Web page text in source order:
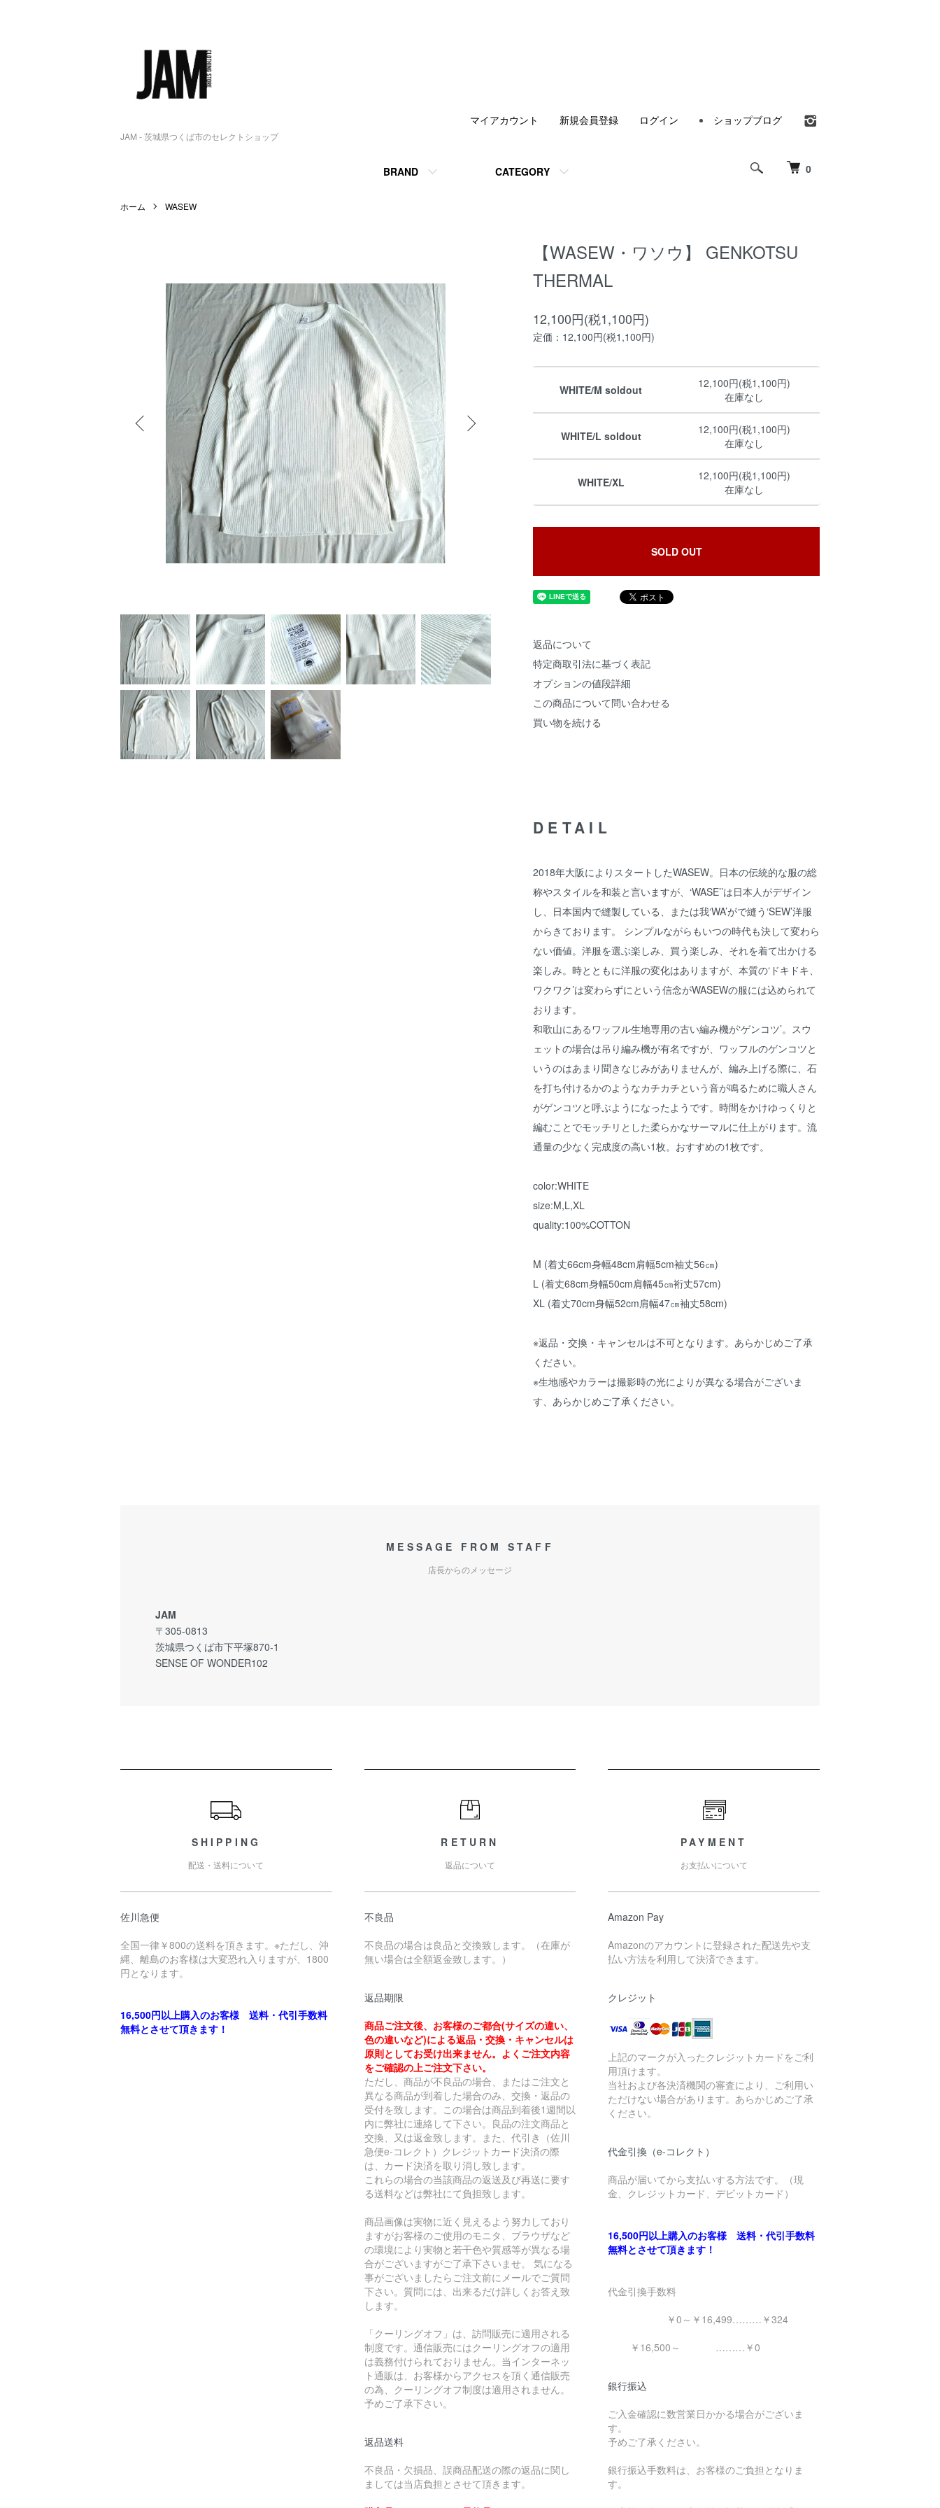
JAM - 茨城県つくば市のセレクトショップ
0
BRAND CATEGORY
マイアカウント 新規会員登録 ログイン ショップブログ
ホーム WASEW
【WASEW・ワソウ】 GENKOTSU
THERMAL
12,100円(税1,100円)
定価：12,100円(税1,100円)
WHITE/M soldout
12,100円(税1,100円)
在庫なし
WHITE/L soldout
12,100円(税1,100円)
在庫なし
WHITE/XL
12,100円(税1,100円)
在庫なし
SOLD OUT
返品について
特定商取引法に基づく表記
オプションの値段詳細
この商品について問い合わせる
買い物を続ける
DETAIL
2018年大阪によりスタートしたWASEW。日本の伝統的な服の総
称やスタイルを和装と言いますが、‘WASE’’は日本人がデザイン
し、日本国内で縫製している、または我‘WA’がで縫う‘SEW’洋服
からきております。 シンプルながらもいつの時代も決して変わら
ない価値。洋服を選ぶ楽しみ、買う楽しみ、それを着て出かける
楽しみ。時とともに洋服の変化はありますが、本質の‘ドキドキ、
ワクワク’は変わらずにという信念がWASEWの服には込められて
おります。
和歌山にあるワッフル生地専用の古い編み機が‘ゲンコツ’。スウ
ェットの場合は吊り編み機が有名ですが、ワッフルのゲンコツと
いうのはあまり聞きなじみがありませんが、編み上げる際に、石
を打ち付けるかのようなカチカチという音が鳴るために職人さん
がゲンコツと呼ぶようになったようです。時間をかけゆっくりと
編むことでモッチリとした柔らかなサーマルに仕上がります。流
通量の少なく完成度の高い1枚。おすすめの1枚です。
color:WHITE
size:M,L,XL
quality:100%COTTON
M (着丈66cm身幅48cm肩幅5cm袖丈56㎝)
L (着丈68cm身幅50cm肩幅45㎝裄丈57cm)
XL (着丈70cm身幅52cm肩幅47㎝袖丈58cm)
※返品・交換・キャンセルは不可となります。あらかじめご了承
ください。
※生地感やカラーは撮影時の光によりが異なる場合がございま
す、あらかじめご了承ください。
MESSAGE FROM STAFF
店長からのメッセージ
JAM
〒305-0813
茨城県つくば市下平塚870-1
SENSE OF WONDER102
SHIPPING
配送・送料について
佐川急便
全国一律￥800の送料を頂きます。※ただし、沖
縄、離島のお客様は大変恐れ入りますが、1800
円となります。
16,500円以上購入のお客様 送料・代引手数料
無料とさせて頂きます！
RETURN
返品について
不良品
不良品の場合は良品と交換致します。（在庫が
無い場合は全額返金致します。）
返品期限
商品ご注文後、お客様のご都合(サイズの違い、
色の違いなど)による返品・交換・キャンセルは
原則としてお受け出来ません。よくご注文内容
をご確認の上ご注文下さい。
ただし、商品が不良品の場合、またはご注文と
異なる商品が到着した場合のみ、交換・返品の
受付を致します。この場合は商品到着後1週間以
内に弊社に連絡して下さい。良品の注文商品と
交換、又は返金致します。また、代引き（佐川
急便e-コレクト）クレジットカード決済の際
は、カード決済を取り消し致します。
これらの場合の当該商品の返送及び再送に要す
る送料などは弊社にて負担致します。
商品画像は実物に近く見えるよう努力しており
ますがお客様のご使用のモニタ、ブラウザなど
の環境により実物と若干色や質感等が異なる場
合がございますがご了承下さいませ。 気になる
事がございましたらご注文前にメールでご質問
下さい。質問には、出来るだけ詳しくお答え致
します。
「クーリングオフ」は、訪問販売に適用される
制度です。通信販売にはクーリングオフの適用
は義務付けられておりません。当インターネッ
ト通販は、お客様からアクセスを頂く通信販売
の為、クーリングオフ制度は適用されません。
予めご了承下さい。
返品送料
不良品・欠損品、誤商品配送の際の返品に関し
ましては当店負担とさせて頂きます。
PAYMENT
お支払いについて
Amazon Pay
Amazonのアカウントに登録された配送先や支
払い方法を利用して決済できます。
クレジット
上記のマークが入ったクレジットカードをご利
用頂けます。
当社および各決済機関の審査により、ご利用い
ただけない場合があります。あらかじめご了承
ください。
代金引換（e-コレクト）
商品が届いてから支払いする方法です。（現
金、クレジットカード、デビットカード）
16,500円以上購入のお客様 送料・代引手数料
無料とさせて頂きます！
代金引換手数料
￥0～￥16,499………￥324
￥16,500～ ………￥0
銀行振込
ご入金確認に数営業日かかる場合がございま
す。
予めご了承ください。
銀行振込手数料は、お客様のご負担となりま
す。